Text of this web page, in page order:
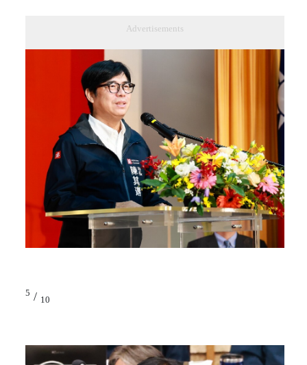
Advertisements
5 / 10